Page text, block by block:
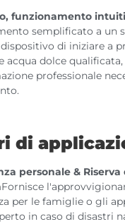
funzionamento
semplificato a un
di iniziare a
acqua dolce qualificata,
professionale
di
personale & Riserva
Fornisce
per le famiglie o gli
in caso di disastri